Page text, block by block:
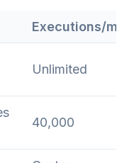
Executions/mes
Unlimited
40,000